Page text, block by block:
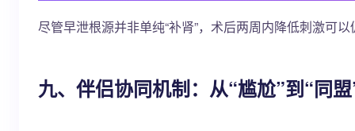
尽管早泄根源并非单纯“补肾”，术后两周内降低刺激可
九、伴侣协同机制：从“尴尬”到“同